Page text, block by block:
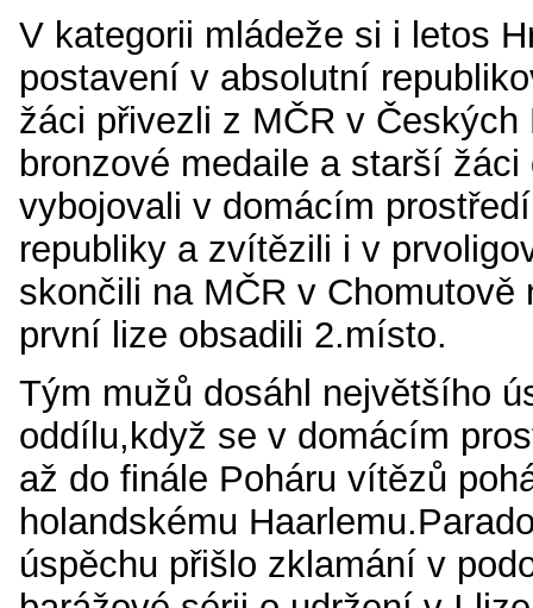
V kategorii mládeže si i letos
postavení v absolutní
žáci přivezli z MČR v Českých
bronzové medaile a starší žáci
vybojovali v domácím
republiky a zvítězili i v
skončili na MČR v Chomutově
první lize obsadili 2.místo.
Tým mužů dosáhl největšího
oddílu,když se v domácím
až do finále Poháru vítězů
holandskému
úspěchu přišlo zklamání v